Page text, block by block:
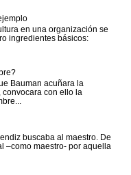
en una organización se
ingredientes básicos:
Bauman acuñara la
convocara con ello la
buscaba al maestro. De
–como maestro- por aquella